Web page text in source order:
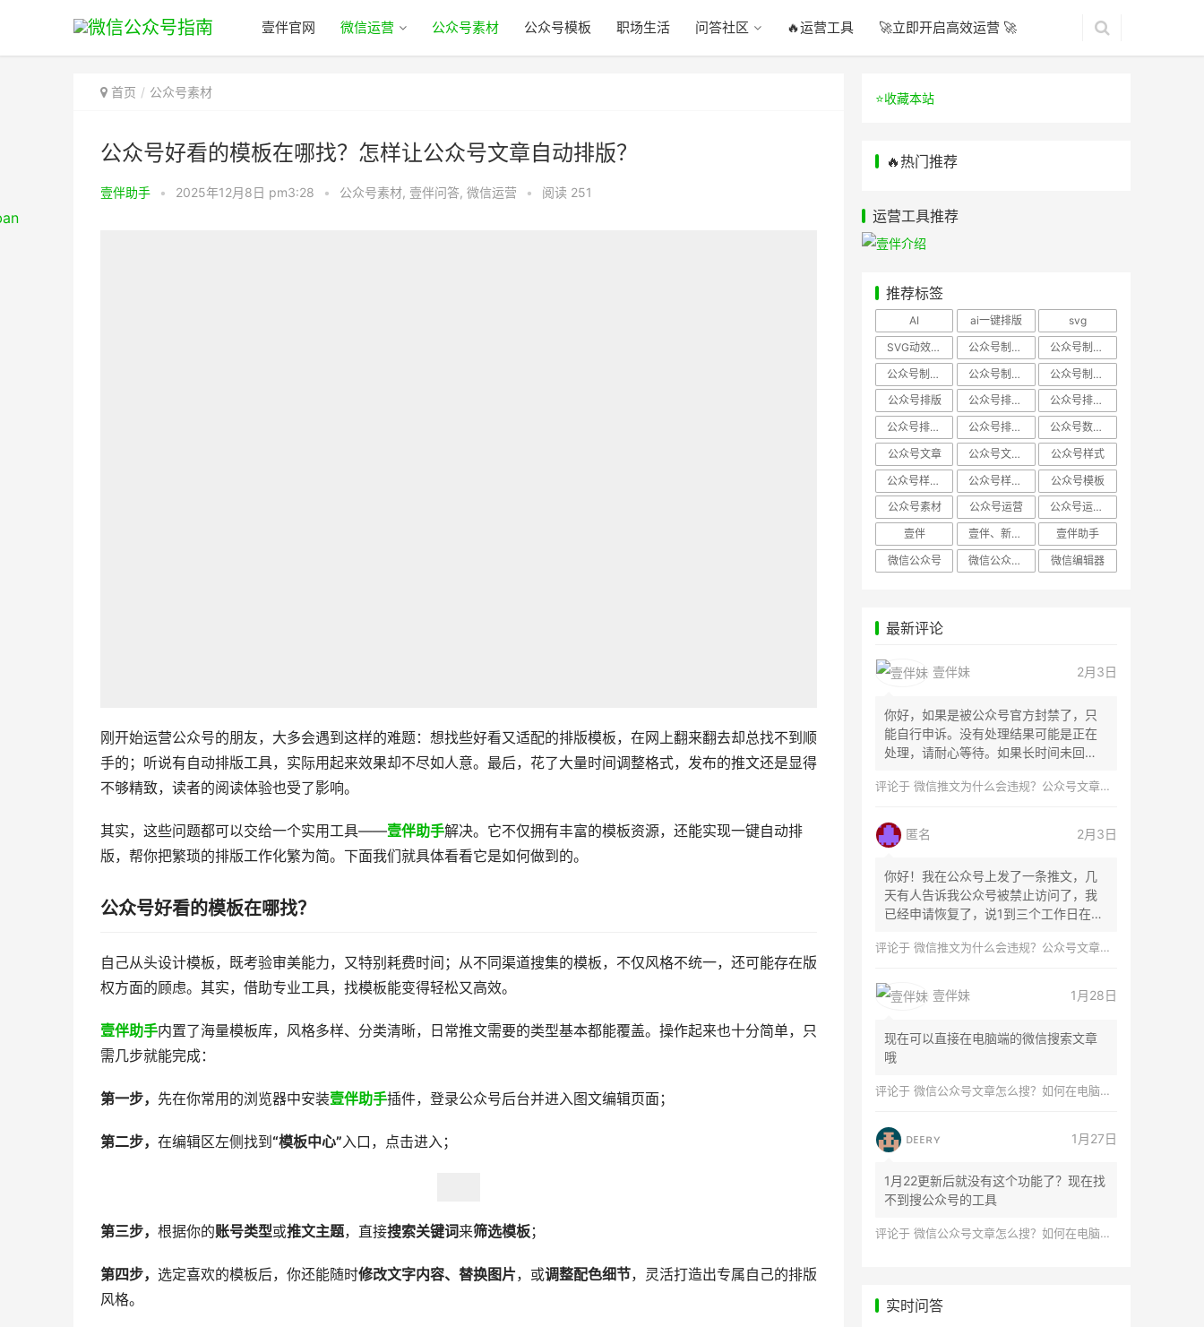
壹伴官网 微信运营 公众号素材 公众号模板 职场生活 问答社区 🔥运营工具 🚀立即开启高效运营 🚀
首页 公众号素材
公众号好看的模板在哪找？怎样让公众号文章自动排版？
壹伴助手 • 2025年12月8日 pm3:28 • 公众号素材, 壹伴问答, 微信运营 • 阅读 251
刚开始运营公众号的朋友，大多会遇到这样的难题：想找些好看又适配的排版模板，在网上翻来翻去却总找不到顺
手的；听说有自动排版工具，实际用起来效果却不尽如人意。最后，花了大量时间调整格式，发布的推文还是显得
不够精致，读者的阅读体验也受了影响。
其实，这些问题都可以交给一个实用工具——壹伴助手解决。它不仅拥有丰富的模板资源，还能实现一键自动排
版，帮你把繁琐的排版工作化繁为简。下面我们就具体看看它是如何做到的。
公众号好看的模板在哪找？
自己从头设计模板，既考验审美能力，又特别耗费时间；从不同渠道搜集的模板，不仅风格不统一，还可能存在版
权方面的顾虑。其实，借助专业工具，找模板能变得轻松又高效。
壹伴助手内置了海量模板库，风格多样、分类清晰，日常推文需要的类型基本都能覆盖。操作起来也十分简单，只
需几步就能完成：
第一步， 先在你常用的浏览器中安装壹伴助手插件，登录公众号后台并进入图文编辑页面；
第二步， 在编辑区左侧找到 “模板中心”入口，点击进入；
第三步， 根据你的账号类型或推文主题，直接搜索关键词来筛选模板；
第四步， 选定喜欢的模板后，你还能随时修改文字内容、替换图片，或调整配色细节，灵活打造出专属自己的排版
风格。
⭐️收藏本站
🔥热门推荐
运营工具推荐
推荐标签
AI ai一键排版
svg
SVG动效样式
公众号制作、公众号排版
公众号制作、公众号模板
公众号制作、微信编辑器
公众号制作，公众号排版
公众号制作，公众号排版、微信编辑器
公众号排版
公众号排版，公众号模板
公众号排版，公众号素材
公众号排版，微信编辑器
公众号排版，排版样式
公众号数据分析
公众号文章
公众号文章、公众号运营
公众号样式
公众号样式，微信公众号排版
公众号样式，微信编辑器
公众号模板
公众号素材
公众号运营
公众号运营，公众号编辑器
壹伴
壹伴、新媒体运营
壹伴助手
微信公众号
微信公众号，样式模板、公众号样式 微信编辑器
最新评论
壹伴妹 2月3日
你好，如果是被公众号官方封禁了，只
能自行申诉。没有处理结果可能是正在
处理，请耐心等待。如果长时间未回
评论于 微信推文为什么会违规？公众号文章怎么检测是否违规？
匿名 2月3日
你好！我在公众号上发了一条推文，几
天有人告诉我公众号被禁止访问了，我
已经申请恢复了，说1到三个工作日在微
评论于 微信推文为什么会违规？公众号文章怎么检测是否违规？
壹伴妹 1月28日
现在可以直接在电脑端的微信搜索文章
哦
评论于 微信公众号文章怎么搜？如何在电脑上搜索公众号文章？
ᴅᴇᴇʀʏ 1月27日
1月22更新后就没有这个功能了？现在找
不到搜公众号的工具
评论于 微信公众号文章怎么搜？如何在电脑上搜索公众号文章？
实时问答